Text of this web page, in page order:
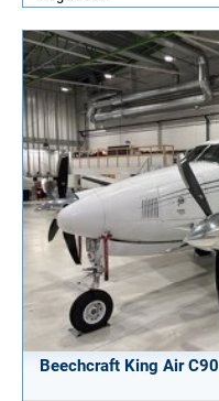
Beechcraft King Air C90